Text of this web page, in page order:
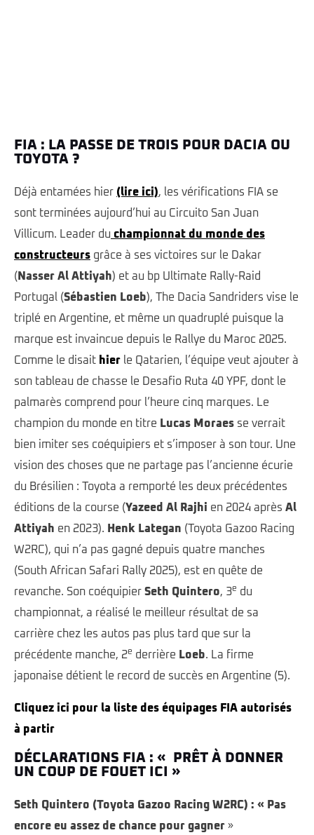
FIA : LA PASSE DE TROIS POUR DACIA OU
TOYOTA ?
Déjà entamées hier (lire ici), les vérifications FIA se
sont terminées aujourd’hui au Circuito San Juan
Villicum. Leader du championnat du monde des
constructeurs grâce à ses victoires sur le Dakar
( Nasser Al Attiyah) et au bp Ultimate Rally-Raid
Portugal (Sébastien Loeb), The Dacia Sandriders vise le
triplé en Argentine, et même un quadruplé puisque la
marque est invaincue depuis le Rallye du Maroc 2025.
Comme le disait hier le Qatarien, l’équipe veut ajouter à
son tableau de chasse le Desafio Ruta 40 YPF, dont le
palmarès comprend pour l’heure cinq marques. Le
champion du monde en titre Lucas Moraes se verrait
bien imiter ses coéquipiers et s’imposer à son tour. Une
vision des choses que ne partage pas l’ancienne écurie
du Brésilien : Toyota a remporté les deux précédentes
éditions de la course (Yazeed Al Rajhi en 2024 après Al
Attiyah en 2023). Henk Lategan (Toyota Gazoo Racing
W2RC), qui n’a pas gagné depuis quatre manches
(South African Safari Rally 2025), est en quête de
revanche. Son coéquipier Seth Quintero, 3e du
championnat, a réalisé le meilleur résultat de sa
carrière chez les autos pas plus tard que sur la
précédente manche, 2e derrière Loeb. La firme
japonaise détient le record de succès en Argentine (5).
Cliquez ici pour la liste des équipages FIA autorisés
à partir
DÉCLARATIONS FIA : « PRÊT À DONNER
UN COUP DE FOUET ICI »
Seth Quintero (Toyota Gazoo Racing W2RC) : « Pas
encore eu assez de chance pour gagner »